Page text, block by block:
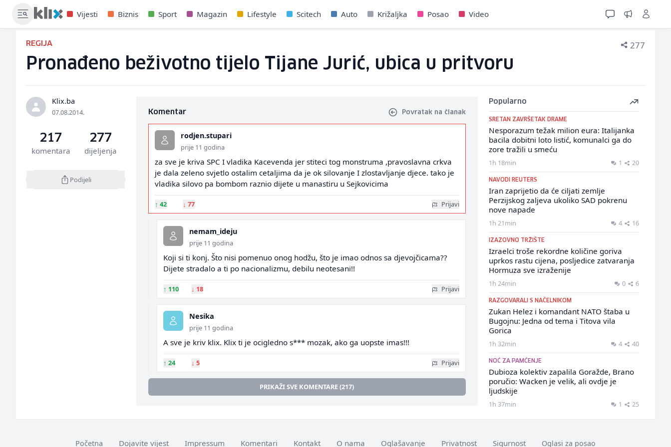
Vijesti Biznis Sport Magazin Lifestyle Scitech Auto Križaljka Posao Video
REGIJA 277
Pronađeno beživotno tijelo Tijane Jurić, ubica u pritvoru
Klix.ba
07.08.2014.
217
komentara
277
dijeljenja
Podijeli
Komentar Povratak na članak
rodjen.stupari
prije 11 godina
za sve je kriva SPC I vladika Kacevenda jer stiteci tog monstruma ,pravoslavna crkva
je dala zeleno svjetlo ostalim cetaljima da je ok silovanje I zlostavljanje djece. tako je
vladika silovo pa bombom raznio dijete u manastiru u Sejkovicima
↑ 42 ↓ 77 Prijavi
nemam_ideju
prije 11 godina
Koji si ti konj. Što nisi pomenuo onog hodžu, što je imao odnos sa djevojčicama??
Dijete stradalo a ti po nacionalizmu, debilu neotesani!!
↑ 110 ↓ 18 Prijavi
Nesika
prije 11 godina
A sve je kriv klix. Klix ti je ocigledno s*** mozak, ako ga uopste imas!!!
↑ 24 ↓ 5 Prijavi
PRIKAŽI SVE KOMENTARE (217)
Popularno
SRETAN ZAVRŠETAK DRAME
Nesporazum težak milion eura: Italijanka
bacila dobitni loto listić, komunalci ga do
zore tražili u smeću
1h 18min 1 20
NAVODI REUTERS
Iran zaprijetio da će ciljati zemlje
Perzijskog zaljeva ukoliko SAD pokrenu
nove napade
1h 21min 4 16
IZAZOVNO TRŽIŠTE
Izraelci troše rekordne količine goriva
uprkos rastu cijena, posljedice zatvaranja
Hormuza sve izraženije
1h 24min 0 6
RAZGOVARALI S NAČELNIKOM
Zukan Helez i komandant NATO štaba u
Bugojnu: Jedna od tema i Titova vila
Gorica
1h 32min 4 40
NOĆ ZA PAMĆENJE
Dubioza kolektiv zapalila Goražde, Brano
poručio: Wacken je velik, ali ovdje je
ljudskije
1h 37min 1 25
Početna Dojavite vijest Impressum Komentari Kontakt O nama Oglašavanje Privatnost Sigurnost Oglasi za posao